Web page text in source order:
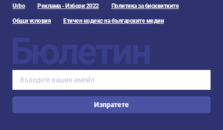
Urbo Реклама - Избори 2022 Политика за бисквитките
Общи условия Етичен кодекс на българските медии
Бюлетин
Изпратете